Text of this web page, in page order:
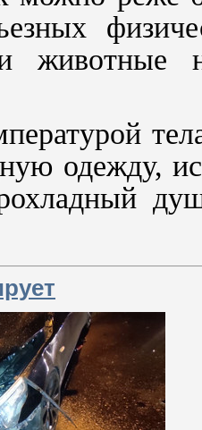
животные
одежду,